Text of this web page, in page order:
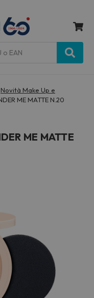
Novità Make Up e
ME MATTE N.20
ME MATTE